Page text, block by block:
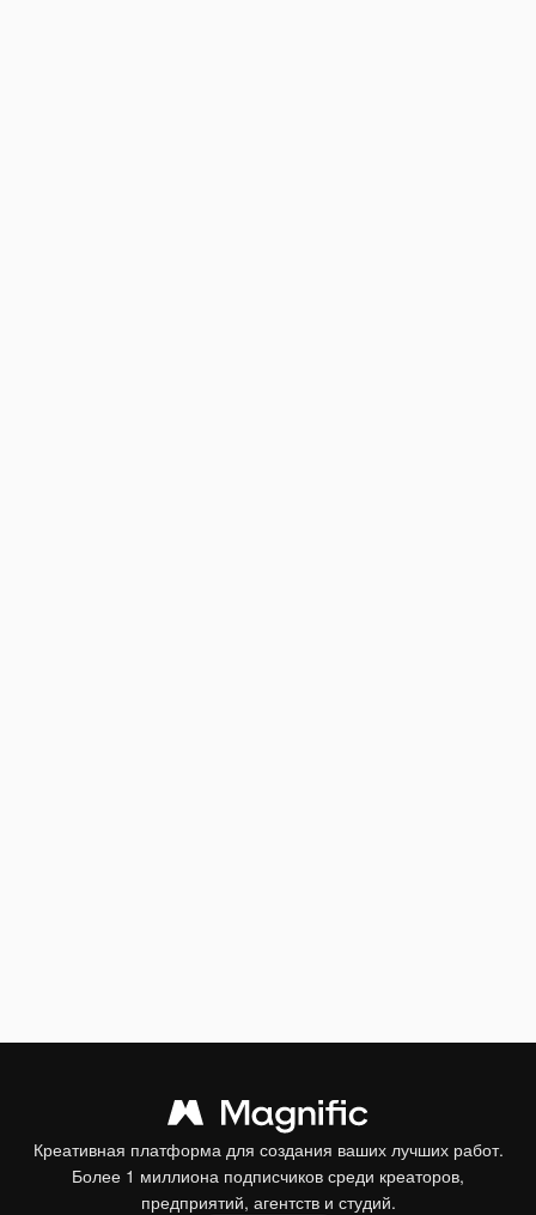
Креативная платформа для создания ваших лучших работ.
Более 1 миллиона подписчиков среди креаторов,
предприятий, агентств и студий.